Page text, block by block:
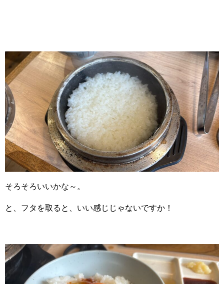
そろそろいいかな～。
と、フタを取ると、いい感じじゃないですか！